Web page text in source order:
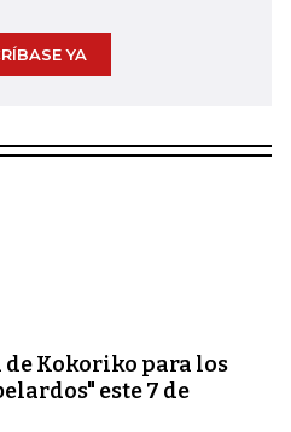
YA
de Kokoriko para los
este 7 de